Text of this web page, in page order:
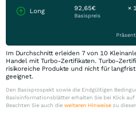
Long 92,65€
Basispreis
×
Im Durchschnitt erleiden 7 von 10
Handel mit Turbo-Zertifikaten. Turbo-
risikoreiche Produkte und nicht für
geeignet.
Den Basisprospekt sowie die Endgültigen
Basisinformationsblätter erhalten Sie bei Klick
Beachten Sie auch die weiteren Hinweise zu